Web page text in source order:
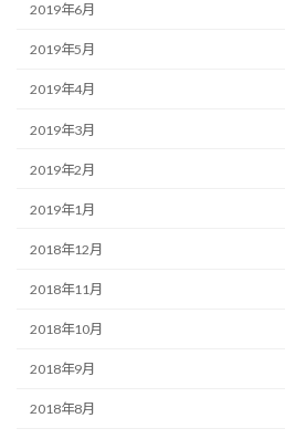
2019年6月
2019年5月
2019年4月
2019年3月
2019年2月
2019年1月
2018年12月
2018年11月
2018年10月
2018年9月
2018年8月